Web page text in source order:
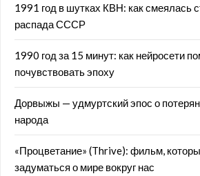
1991 год в шутках КВН: как смеялась
распада СССР
1990 год за 15 минут: как нейросети
почувствовать эпоху
Дорвыжы — удмуртский эпос о
народа
«Процветание» (Thrive): фильм,
задуматься о мире вокруг нас